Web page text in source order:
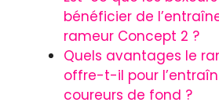
bénéficier de
rameur Concept 2 ?
Quels avantages le
offre-t-il pour
coureurs de fond ?